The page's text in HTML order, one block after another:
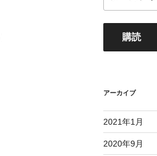
ア
レ
購読
アーカイブ
2021年1月
2020年9月